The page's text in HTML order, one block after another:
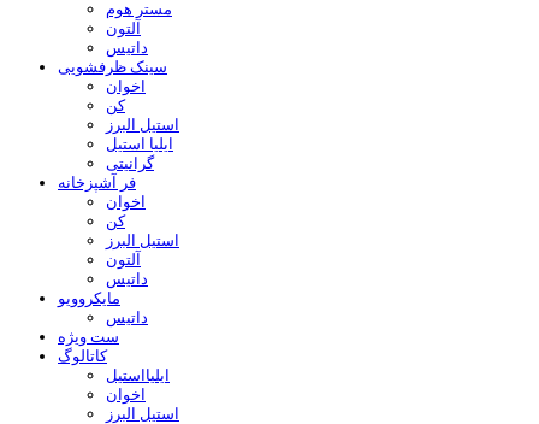
مستر هوم
آلتون
داتیس
سینک ظرفشویی
اخوان
کن
استیل البرز
ایلیا استیل
گرانیتی
فر آشپزخانه
اخوان
کن
استیل البرز
آلتون
داتیس
مایکروویو
داتیس
ست ویژه
کاتالوگ
ایلیااستیل
اخوان
استیل البرز